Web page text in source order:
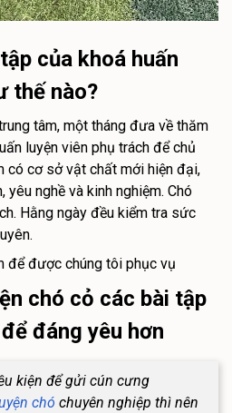
của khoá huấn
thế nào?
tâm, một tháng đưa về thăm
luyện viên phụ trách để chủ
có cơ sở vật chất mới hiện đại,
nghề và kinh nghiệm. Chó
Hằng ngày đều kiểm tra sức
để được chúng tôi phục vụ
chó cỏ các bài tập
đáng yêu hơn
kiện để gửi cún cưng
chó chuyên nghiệp thì nên